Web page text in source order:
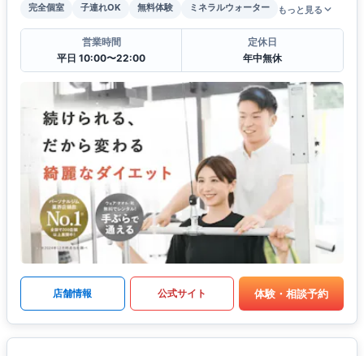
完全個室
子連れOK 無料体験 ミネラルウォーター もっと見る
営業時間
平日 10:00〜22:00
定休日
年中無休
店舗情報 公式サイト 体験・相談予約